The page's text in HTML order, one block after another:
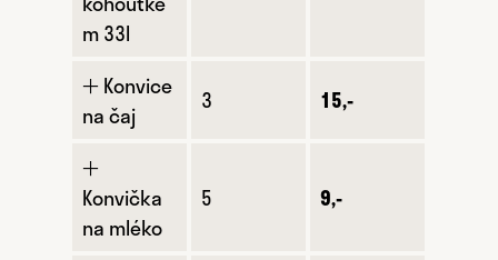
m 33l
🞢 Konvice
na čaj
3 15,-
🞢
Konvička
na mléko
5 9,-